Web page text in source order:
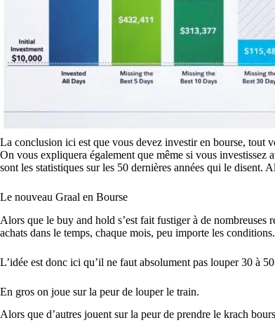
La conclusion ici est que vous devez investir en bourse, tout
On vous expliquera également que même si vous investissez
sont les statistiques sur les 50 dernières années qui le disent.
Le nouveau Graal en Bourse
Alors que le buy and hold s’est fait fustiger à de nombreuses
achats dans le temps, chaque mois, peu importe les
L’idée est donc ici qu’il ne faut absolument pas louper 30 à
En gros on joue sur la peur de louper le train.
Alors que d’autres jouent sur la peur de prendre le krach